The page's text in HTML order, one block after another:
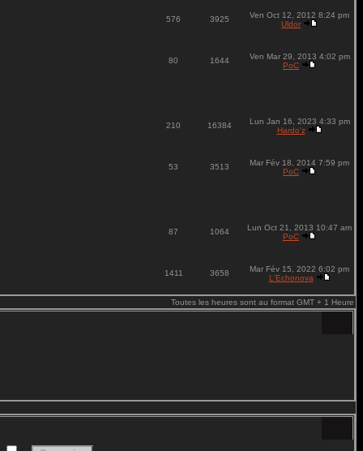
576 3925
Ven Oct 12, 2012 8:24 pm
Uldor
80 1644
Ven Mar 29, 2013 4:02 pm
PoC
210 16384
Lun Jan 16, 2023 4:33 pm
Hardo'z
53 3513
Mar Fév 18, 2014 7:59 pm
PoC
87 1064
Lun Oct 21, 2013 10:47 am
PoC
1411 3658
Mar Fév 15, 2022 6:02 pm
L'Echonova
Toutes les heures sont au format GMT + 1 Heure